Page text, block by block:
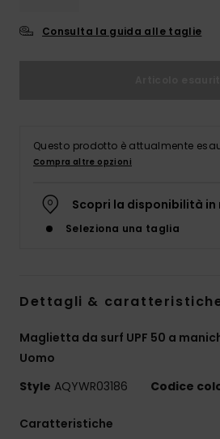
Consulta la guida alle taglie
Questo prodotto è attualmente
Compra altre opzioni
Scopri la disponibilità in
Seleziona una taglia
Dettagli &
Maglietta da surf UPF 50 a
Uomo
Style AQYWR03186 Codice
Caratteristiche